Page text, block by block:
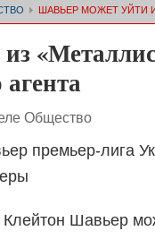
ШАВЬЕР МОЖЕТ УЙТИ
Общество
премьер-лига
Шавьер